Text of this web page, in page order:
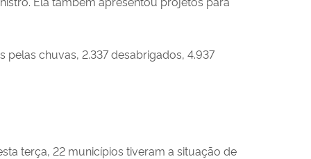
chuvas, 2.337 desabrigados, 4.937
terça, 22 municípios tiveram a situação de